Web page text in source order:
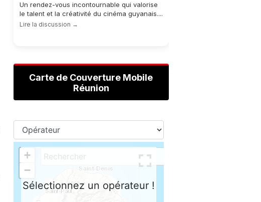
Un rendez-vous incontournable qui valorise
le talent et la créativité du cinéma guyanais....
Lire la discussion →
Carte de Couverture Mobile
Réunion